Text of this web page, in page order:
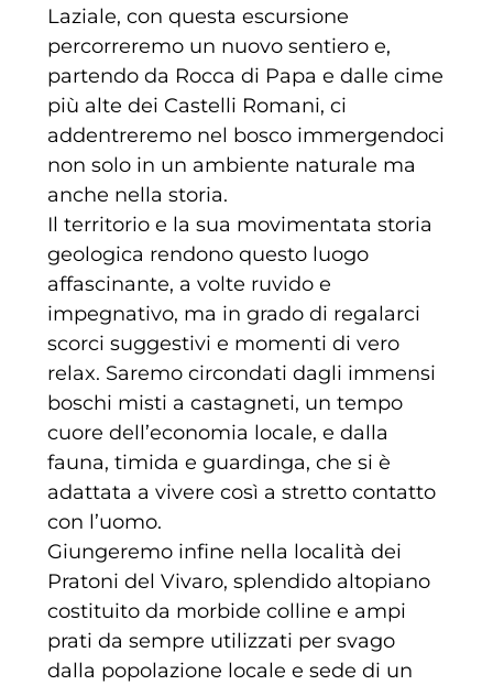
Laziale, con questa escursione
percorreremo un nuovo sentiero e,
partendo da Rocca di Papa e dalle cime
più alte dei Castelli Romani, ci
addentreremo nel bosco immergendoci
non solo in un ambiente naturale ma
anche nella storia.
Il territorio e la sua movimentata storia
geologica rendono questo luogo
affascinante, a volte ruvido e
impegnativo, ma in grado di regalarci
scorci suggestivi e momenti di vero
relax. Saremo circondati dagli immensi
boschi misti a castagneti, un tempo
cuore dell’economia locale, e dalla
fauna, timida e guardinga, che si è
adattata a vivere così a stretto contatto
con l’uomo.
Giungeremo infine nella località dei
Pratoni del Vivaro, splendido altopiano
costituito da morbide colline e ampi
prati da sempre utilizzati per svago
dalla popolazione locale e sede di un